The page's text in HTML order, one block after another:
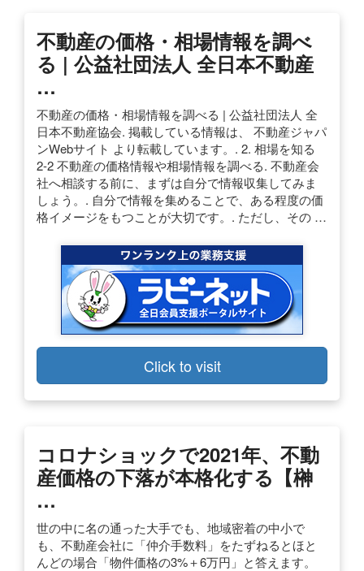
不動産の価格・相場情報を調べ
る | 公益社団法人 全日本不動産
…
不動産の価格・相場情報を調べる | 公益社団法人 全
日本不動産協会. 掲載している情報は、 不動産ジャパ
ンWebサイト より転載しています。. 2. 相場を知る
2-2 不動産の価格情報や相場情報を調べる. 不動産会
社へ相談する前に、まずは自分で情報収集してみま
しょう。. 自分で情報を集めることで、ある程度の価
格イメージをもつことが大切です。. ただし、その …
Click to visit
コロナショックで2021年、不動
産価格の下落が本格化する【榊
…
世の中に名の通った大手でも、地域密着の中小で
も、不動産会社に「仲介手数料」をたずねるとほと
んどの場合「物件価格の3%＋6万円」と答えます。